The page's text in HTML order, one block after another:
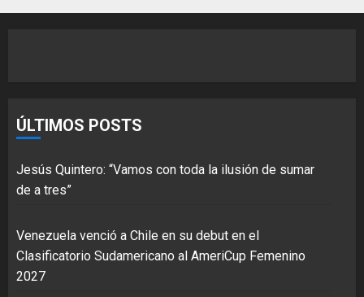
ÚLTIMOS POSTS
Jesús Quintero: “Vamos con toda la ilusión de sumar
de a tres”
Venezuela venció a Chile en su debut en el
Clasificatorio Sudamericano al AmeriCup Femenino
2027